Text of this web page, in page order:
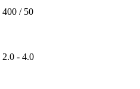
400 / 50
2.0 - 4.0